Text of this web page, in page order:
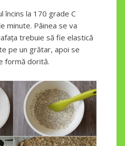
încins la 170 grade C
minute. Pâinea se va
trebuie să fie elastică
pe un grătar, apoi se
formă dorită.